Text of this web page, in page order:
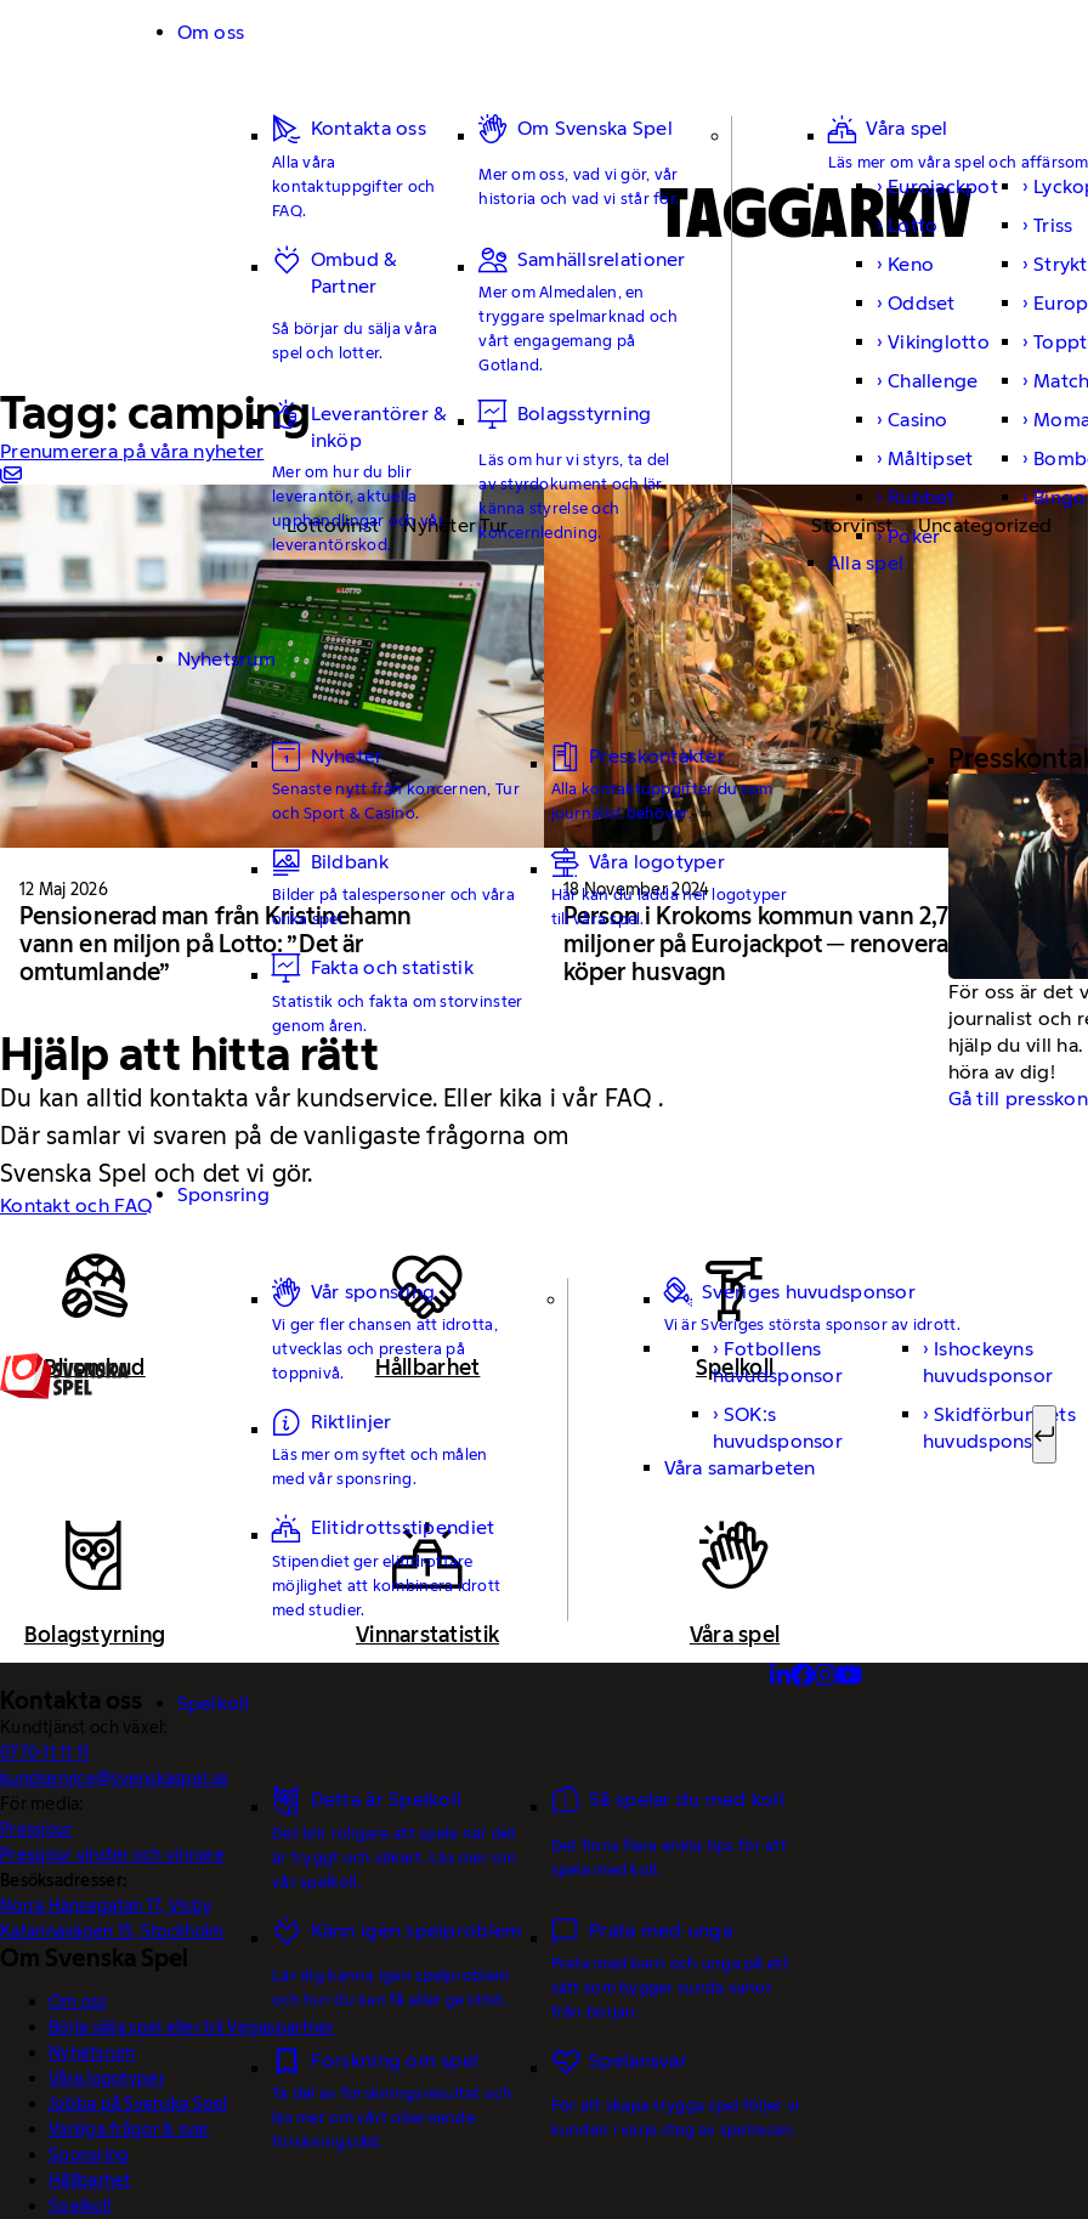
Om oss
Kontakta oss
Alla våra
kontaktuppgifter och
FAQ.
Om Svenska Spel
Mer om oss, vad vi gör, vår
historia och vad vi står för.
Ombud &
Partner
Så börjar du sälja våra
spel och lotter.
Samhällsrelationer
Mer om Almedalen, en
tryggare spelmarknad och
vårt engagemang på
Gotland.
Leverantörer &
inköp
Mer om hur du blir
leverantör, aktuella
upphandlingar och vår
leverantörskod.
Bolagsstyrning
Läs om hur vi styrs, ta del
av styrdokument och lär
känna styrelse och
koncernledning.
Våra spel
Läs mer om våra spel och
Eurojackpot
Lotto
Triss
Keno
Oddset
Vikinglotto
Challenge
Casino
Måltipset
Rubbet
Bingo
Poker
Alla spel
Nyhetsrum
Nyheter
Senaste nytt från koncernen, Tur
och Sport & Casino.
Presskontakter
Alla kontaktuppgifter du som
journalist behöver.
Bildbank
Bilder på talespersoner och våra
olika spel.
Våra logotyper
Här kan du ladda ner logotyper
till våra spel.
Fakta och statistik
Statistik och fakta om storvinster
genom åren.
För oss är det
journalist och
hjälp du vill
höra av dig!
Gå till
Sponsring
Vår sponsring
Vi ger fler chansen att idrotta,
utvecklas och prestera på
toppnivå.
Riktlinjer
Läs mer om syftet och målen
med vår sponsring.
Elitidrottsstipendiet
Stipendiet ger elitidrottare
möjlighet att kombinera idrott
med studier.
Sveriges huvudsponsor
Vi är Sveriges största sponsor av idrott.
Fotbollens
huvudsponsor
Ishockeyns
huvudsponsor
SOK:s
huvudsponsor
Skidförbundets
huvudsponsor
Våra samarbeten
Spelkoll
Detta är Spelkoll
Det blir roligare att spela när det
är tryggt och säkert. Läs mer om
vår spelkoll.
Så spelar du med koll
Det finns flera enkla tips för att
spela med koll.
Känn igen spelproblem
Lär dig känna igen spelproblem
och hur du kan få eller ge stöd.
Prata med unga
Prata med barn och unga på ett
sätt som bygger sunda vanor
från början.
Forskning om spel
Ta del av forskningsresultat och
läs mer om vårt oberoende
forskningsråd.
Spelansvar
För att skapa trygga spel följer vi
kunden i varje steg av spelresan.
Sök
TAGGARKIV
Tagg: camping
Prenumerera på våra nyheter
Lottovinst Nyheter Tur
12 Maj 2026
Pensionerad man från Kristinehamn
vann en miljon på Lotto: ”Det är
omtumlande”
Storvinst Uncategorized
18 November 2024
Person i Krokoms kommun vann 2,7
miljoner på Eurojackpot ─ renoverar och
köper husvagn
Hjälp att hitta rätt
Du kan alltid kontakta vår kundservice. Eller kika i vår FAQ .
Där samlar vi svaren på de vanligaste frågorna om
Svenska Spel och det vi gör.
Kontakt och FAQ
Bli ombud Hållbarhet Spelkoll
Bolagstyrning Vinnarstatistik Våra spel
Kontakta oss
Kundtjänst och växel:
0770-11 11 11
kundservice@svenskaspel.se
För media:
Pressjour
Pressjour vinster och vinnare
Besöksadresser:
Norra Hansegatan 17, Visby
Katarinavägen 15, Stockholm
Om Svenska Spel
Om oss
Börja sälja spel eller bli Vegaspartner
Nyhetsrum
Våra logotyper
Jobba på Svenska Spel
Vanliga frågor & svar
Sponsring
Hållbarhet
Spelkoll